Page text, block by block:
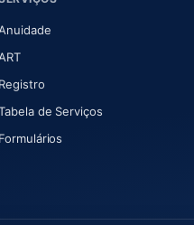
aba)
(abre em nova aba)
(abre em nova aba)
Registro
de Serviços
Formulários